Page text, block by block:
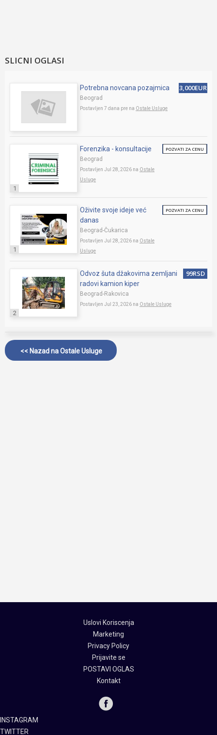
SLICNI OGLASI
Potrebna novcana pozajmica
Beograd
Postavljen 7 dana pre na Ostale Usluge
3,000EUR
1
Forenzika - konsultacije
Beograd
Postavljen Jul 28, 2026 na Ostale
Usluge
POZVATI ZA CENU
1
Oživite svoje ideje već
danas
Beograd-Čukarica
Postavljen Jul 28, 2026 na Ostale
Usluge
POZVATI ZA CENU
2
Odvoz šuta džakovima zemljani
radovi kamion kiper
Beograd-Rakovica
Postavljen Jul 23, 2026 na Ostale Usluge
99RSD
<< Nazad naOstale Usluge
Uslovi Koriscenja
Marketing
Privacy Policy
Prijavite se
POSTAVI OGLAS
Kontakt
INSTAGRAM
TWITTER